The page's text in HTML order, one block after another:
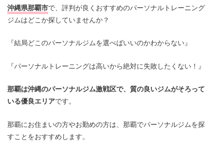
沖縄県那覇市で、評判が良くおすすめのパーソナルトレーニング
ジムはどこか探していませんか？
『結局どこのパーソナルジムを選べばいいのかわからない』
『パーソナルトレーニングは高いから絶対に失敗したくない！』
那覇は沖縄のパーソナルジム激戦区で、質の良いジムがそろって
いる優良エリアです。
那覇にお住まいの方やお勤めの方は、那覇でパーソナルジムを探
すことをおすすめします。